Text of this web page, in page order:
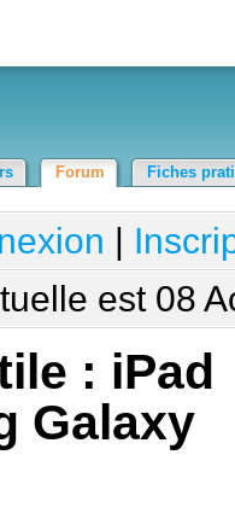
Forum Fiches
|
est 08
: iPad
Galaxy